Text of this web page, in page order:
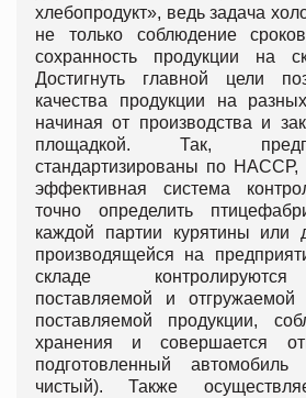
хлебопродукт», ведь задача
не только соблюдение
сохранность продукции на
Достигнуть главной цели
качества продукции на
начиная от производства и
площадкой. Так,
стандартизированы по
эффективная система
точно определить
каждой партии курятины или
производящейся на
складе
поставляемой и отгружаемой
поставляемой продукции,
хранения и совершается
подготовленный
чистый). Также